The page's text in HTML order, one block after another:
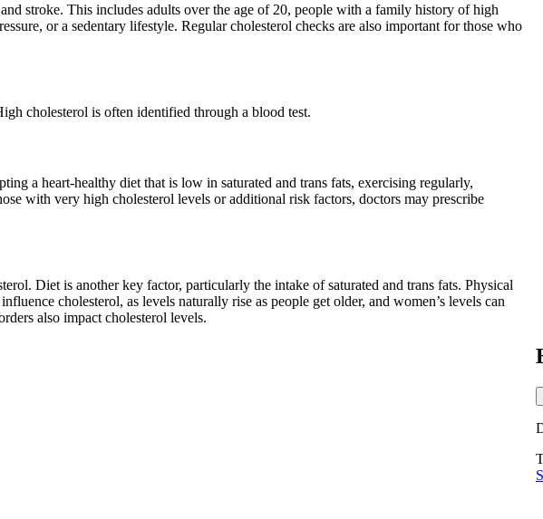
stroke. This includes adults over the age of 20, people with a family history of high
or a sedentary lifestyle. Regular cholesterol checks are also important for those who
cholesterol is often identified through a blood test.
a heart-healthy diet that is low in saturated and trans fats, exercising regularly,
with very high cholesterol levels or additional risk factors, doctors may prescribe
Diet is another key factor, particularly the intake of saturated and trans fats. Physical
cholesterol, as levels naturally rise as people get older, and women’s levels can
also impact cholesterol levels.